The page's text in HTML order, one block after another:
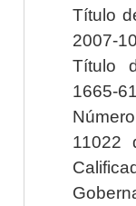
Título
2007-
Título
1665-
11022